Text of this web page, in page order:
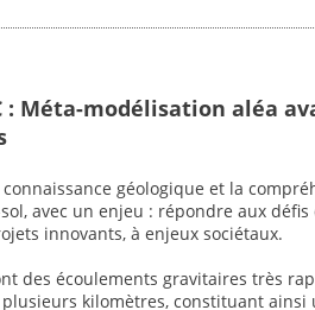
: Méta-modélisation aléa
géologique et la
avec un enjeu : répondre aux
innovants, à enjeux sociétaux.
des écoulements gravitaires très
kilomètres, constituant ainsi